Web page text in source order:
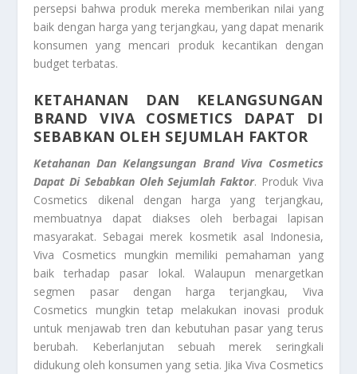
persepsi bahwa produk mereka memberikan nilai yang
baik dengan harga yang terjangkau, yang dapat menarik
konsumen yang mencari produk kecantikan dengan
budget terbatas.
KETAHANAN DAN KELANGSUNGAN
BRAND VIVA COSMETICS DAPAT DI
SEBABKAN OLEH SEJUMLAH FAKTOR
Ketahanan Dan Kelangsungan Brand Viva Cosmetics
Dapat Di Sebabkan Oleh Sejumlah Faktor. Produk Viva
Cosmetics dikenal dengan harga yang terjangkau,
membuatnya dapat diakses oleh berbagai lapisan
masyarakat. Sebagai merek kosmetik asal Indonesia,
Viva Cosmetics mungkin memiliki pemahaman yang
baik terhadap pasar lokal. Walaupun menargetkan
segmen pasar dengan harga terjangkau, Viva
Cosmetics mungkin tetap melakukan inovasi produk
untuk menjawab tren dan kebutuhan pasar yang terus
berubah. Keberlanjutan sebuah merek seringkali
didukung oleh konsumen yang setia. Jika Viva Cosmetics